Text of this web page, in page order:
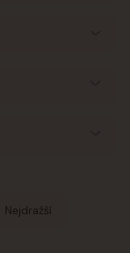
Nejdražší